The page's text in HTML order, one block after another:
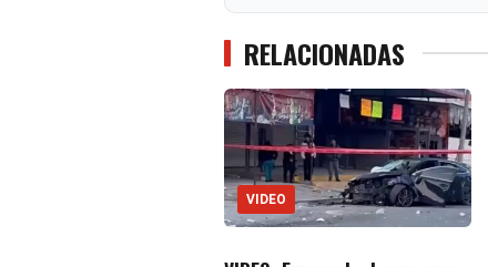
RELACIONADAS
VIDEO